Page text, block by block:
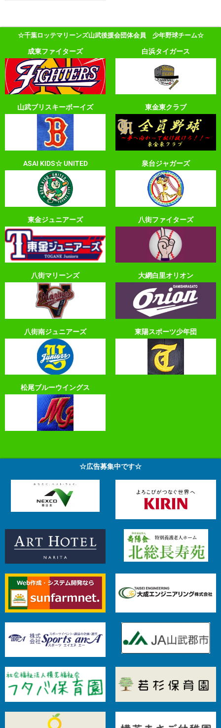
☆千葉ロッテマリーンズ山武後援会団体会員 少年野球チーム☆
成東ファイターズ 白浜タイガース
山武ブリスキーボーイズ 東金東クラブ
ASAI KIDS☆ UNITED 泉台ジャガーズ
東金ジュニアーズ 八街ファイターズ
八街マリーンズ 大網白里オリオン
八街南ジュニアーズ 東陽スポーツ少年団
松尾ブルーウイングス
☆広告募集中です☆